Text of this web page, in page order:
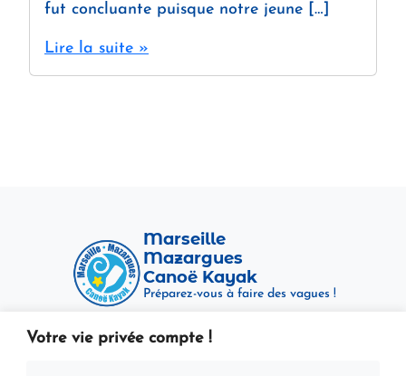
Votre vie privée compte !
fut concluante puisque notre jeune […]
Lire la suite »
Marseille
Mazargues
Canoë Kayak
Préparez-vous à faire des vagues !
Mentions légales